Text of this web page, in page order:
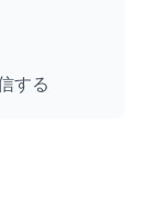
する